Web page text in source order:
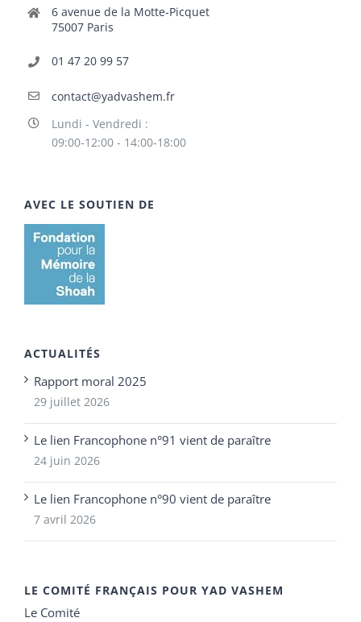
6 avenue de la Motte-Picquet
75007 Paris
01 47 20 99 57
contact@yadvashem.fr
Lundi - Vendredi :
09:00-12:00 - 14:00-18:00
AVEC LE SOUTIEN DE
ACTUALITÉS
Rapport moral 2025
29 juillet 2026
Le lien Francophone n°91 vient de paraître
24 juin 2026
Le lien Francophone n°90 vient de paraître
7 avril 2026
LE COMITÉ FRANÇAIS POUR YAD VASHEM
Le Comité